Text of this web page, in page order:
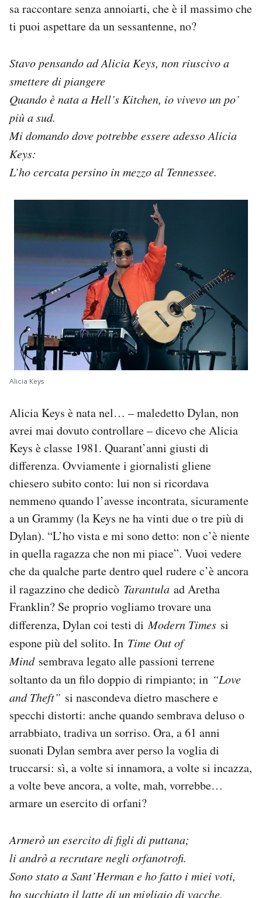
sa raccontare senza annoiarti, che è il massimo che
ti puoi aspettare da un sessantenne, no?
Stavo pensando ad Alicia Keys, non riuscivo a
smettere di piangere
Quando è nata a Hell’s Kitchen, io vivevo un po’
più a sud.
Mi domando dove potrebbe essere adesso Alicia
Keys:
L’ho cercata persino in mezzo al Tennessee.
Alicia Keys
Alicia Keys è nata nel… – maledetto Dylan, non
avrei mai dovuto controllare – dicevo che Alicia
Keys è classe 1981. Quarant’anni giusti di
differenza. Ovviamente i giornalisti gliene
chiesero subito conto: lui non si ricordava
nemmeno quando l’avesse incontrata, sicuramente
a un Grammy (la Keys ne ha vinti due o tre più di
Dylan). “L’ho vista e mi sono detto: non c’è niente
in quella ragazza che non mi piace”. Vuoi vedere
che da qualche parte dentro quel rudere c’è ancora
il ragazzino che dedicò Tarantula ad Aretha
Franklin? Se proprio vogliamo trovare una
differenza, Dylan coi testi diModern Times si
espone più del solito. In Time Out of
Mind sembrava legato alle passioni terrene
soltanto da un filo doppio di rimpianto; in “Love
and Theft” si nascondeva dietro maschere e
specchi distorti: anche quando sembrava deluso o
arrabbiato, tradiva un sorriso. Ora, a 61 anni
suonati Dylan sembra aver perso la voglia di
truccarsi: sì, a volte si innamora, a volte si incazza,
a volte beve ancora, a volte, mah, vorrebbe…
armare un esercito di orfani?
Armerò un esercito di figli di puttana;
li andrò a recrutare negli orfanotrofi.
Sono stato a Sant’Herman e ho fatto i miei voti,
ho succhiato il latte di un migliaio di vacche.